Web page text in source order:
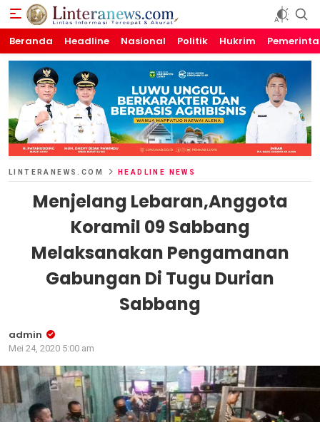
Linteranews.com
Lintas Informasi Tercepat dan Akurat
Beranda Headline Nasional Politik Hukrim
LINTERANEWS.COM HEADLINE NEWS
Menjelang Lebaran,Anggota
Koramil 09 Sabbang
Melaksanakan Pengamanan
Gabungan Di Tugu Durian
Sabbang
admin
Mei 24, 2020 5:00 am